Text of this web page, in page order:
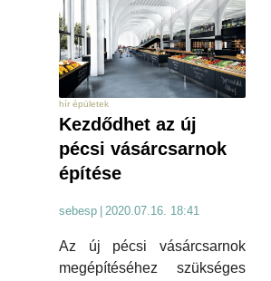
hír épületek
Kezdődhet az új
pécsi vásárcsarnok
építése
sebesp 2020.07.16. 18:41
Az új pécsi vásárcsarnok
megépítéséhez szükséges